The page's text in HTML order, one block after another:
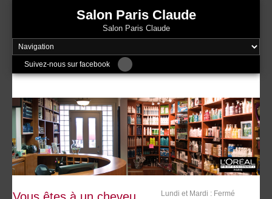
Salon Paris Claude
Salon Paris Claude
Suivez-nous sur facebook
Vous êtes à un cheveu
Lundi et Mardi : Fermé